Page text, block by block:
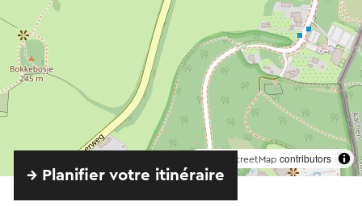
OpenStreetMap contributors
→ Planifier votre itinéraire